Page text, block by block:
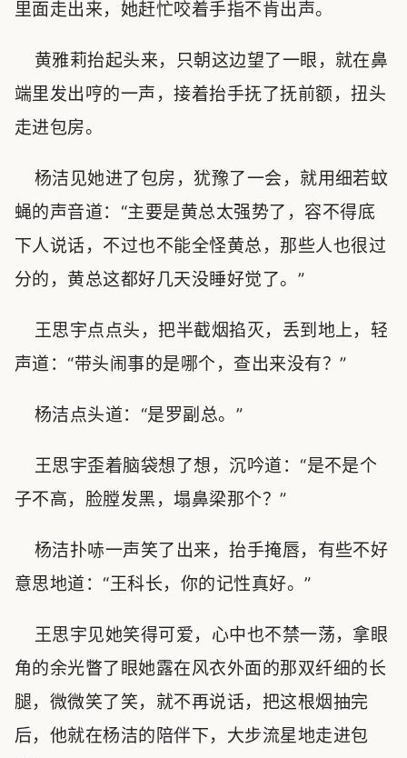
里面走出来，她赶忙咬着手指不肯出声。
黄雅莉抬起头来，只朝这边望了一眼，就在鼻
端里发出哼的一声，接着抬手抚了抚前额，扭头
走进包房。
杨洁见她进了包房，犹豫了一会，就用细若蚊
蝇的声音道：“主要是黄总太强势了，容不得底
下人说话，不过也不能全怪黄总，那些人也很过
分的，黄总这都好几天没睡好觉了。”
王思宇点点头，把半截烟掐灭，丢到地上，轻
声道：“带头闹事的是哪个，查出来没有？”
杨洁点头道：“是罗副总。”
王思宇歪着脑袋想了想，沉吟道：“是不是个
子不高，脸膛发黑，塌鼻梁那个？”
杨洁扑哧一声笑了出来，抬手掩唇，有些不好
意思地道：“王科长，你的记性真好。”
王思宇见她笑得可爱，心中也不禁一荡，拿眼
角的余光瞥了眼她露在风衣外面的那双纤细的长
腿，微微笑了笑，就不再说话，把这根烟抽完
后，他就在杨洁的陪伴下，大步流星地走进包